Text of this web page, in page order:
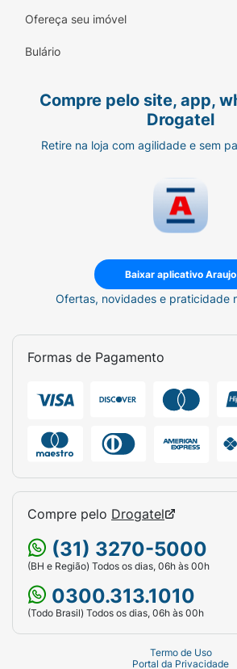
Ofereça seu imóvel
Bulário
Compre pelo site, app,
Drogatel
Retire na loja com agilidade e sem
Baixar aplicativo Araujo
Ofertas, novidades e praticidade
Formas de Pagamento
Compre pelo Drogatel
(31) 3270-5000
(BH e Região) Todos os dias, 06h às 00h
0300.313.1010
(Todo Brasil) Todos os dias, 06h às 00h
Termo de Uso
Portal da Privacidade